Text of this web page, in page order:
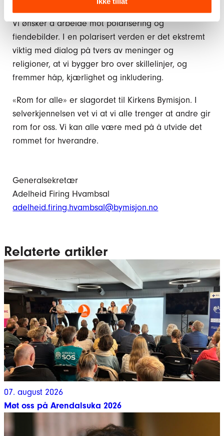
Vi ønsker å arbeide mot polarisering og
fiendebilder. I en polarisert verden er det ekstremt
viktig med dialog på tvers av meninger og
religioner, at vi bygger bro over skillelinjer, og
fremmer håp, kjærlighet og inkludering.
«Rom for alle» er slagordet til Kirkens Bymisjon. I
selverkjennelsen vet vi at vi alle trenger at andre gir
rom for oss. Vi kan alle være med på å utvide det
rommet for hverandre.
Generalsekretær
Adelheid Firing Hvambsal
adelheid.firing.hvambsal@bymisjon.no
Relaterte artikler
07. august 2026
Møt oss på Arendalsuka 2026